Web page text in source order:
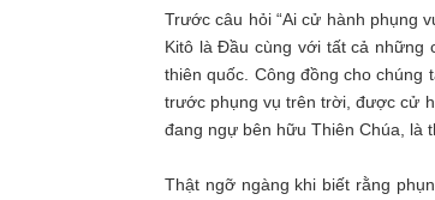
Trước câu hỏi “Ai cử hành phụng
Kitô là Đầu cùng với tất cả những
thiên quốc. Công đồng cho chúng
trước phụng vụ trên trời, được cử
đang ngự bên hữu Thiên Chúa, là
Thật ngỡ ngàng khi biết rằng